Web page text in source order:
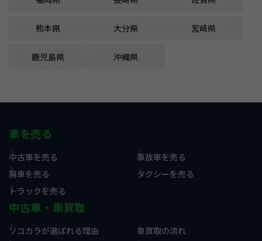
熊本県 大分県 宮崎県
鹿児島県 沖縄県
車を売る
中古車を売る
事故車を売る
廃車を売る
タクシーを売る
トラックを売る
中古車・車買取
ソコカラが選ばれる理由
車買取の流れ